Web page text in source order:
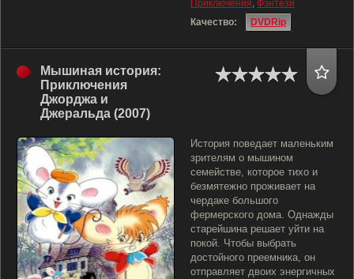
Приключения, Фэнтези
Качество:
DVDRip
Мышиная история:
Приключения
Джорджа и
Джеральда (2007)
История поведает маленьким
зрителям о мышином
семействе, которое тихо и
безмятежно проживает на
чердаке большого
фермерского дома. Однажды
старейшина решает уйти на
покой. Чтобы выбрать
достойного преемника, он
отправляет двоих энергичных